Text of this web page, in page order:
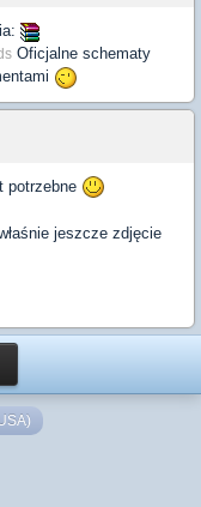
Oficjalne schematy
potrzebne
jeszcze zdjęcie